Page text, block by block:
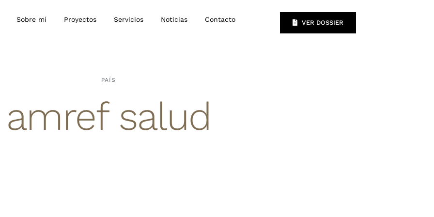
Sobre mí Proyectos Servicios Noticias Contacto VER DOSSIER
PAÍS
amref salud